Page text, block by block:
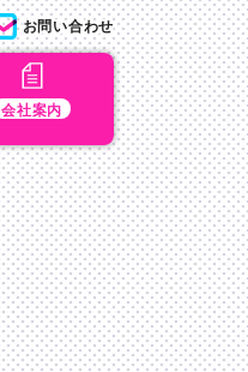
会社案内
お問い合わせ